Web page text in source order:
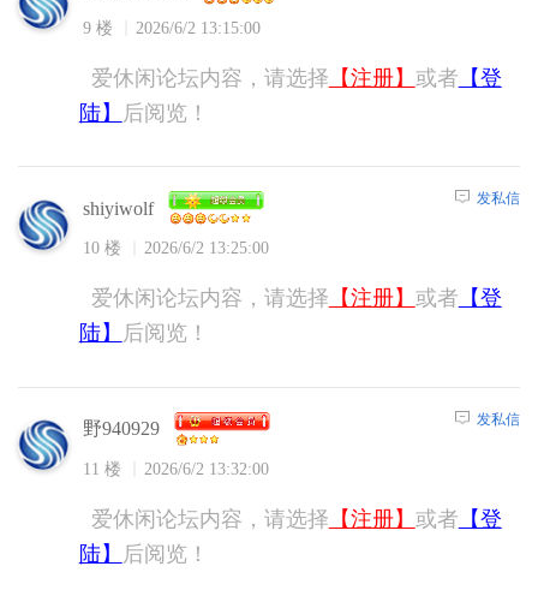
9 楼 2026/6/2 13:15:00
爱休闲论坛内容，请选择 【注册】 或者 【登
陆】
后阅览！
shiyiwolf
10 楼 2026/6/2 13:25:00
发私信
爱休闲论坛内容，请选择 【注册】 或者 【登
陆】
后阅览！
野940929
11 楼 2026/6/2 13:32:00
发私信
爱休闲论坛内容，请选择 【注册】 或者 【登
陆】
后阅览！